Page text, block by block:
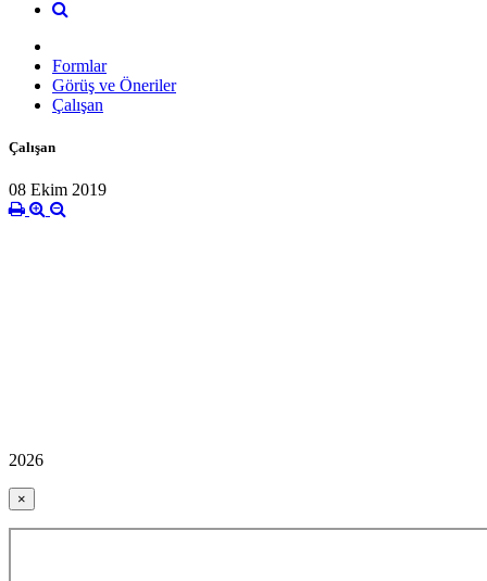
Formlar
Görüş ve Öneriler
Çalışan
Çalışan
08 Ekim 2019
2026
×